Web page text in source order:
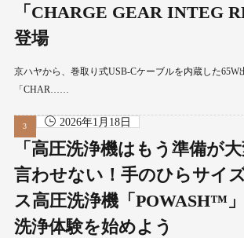
「CHARGE GEAR INTEG
登場
京ハヤから、巻取り式USB-Cケーブルを内蔵した65W
「CHAR……
2026年1月18日
「高圧洗浄機はもう準備が
言わせない！手のひらサイ
ス高圧洗浄機「POWASH™
洗浄体験を始めよう